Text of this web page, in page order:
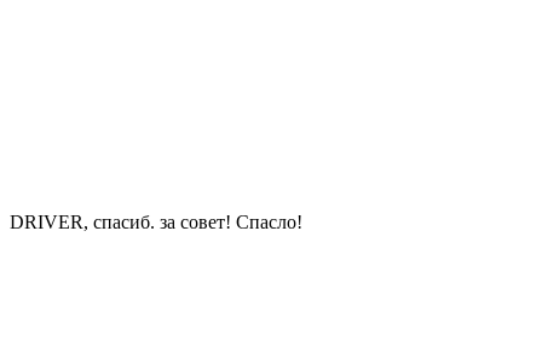
DRIVER, спасиб. за совет! Спасло!